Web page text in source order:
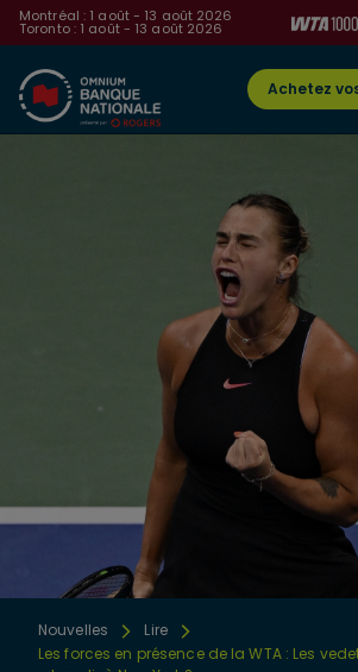
Montréal : 1 août - 13 août 2026
Toronto : 1 août - 13 août 2026
Achetez
Nouvelles
Lire
Les forces en présence de la WTA : Les